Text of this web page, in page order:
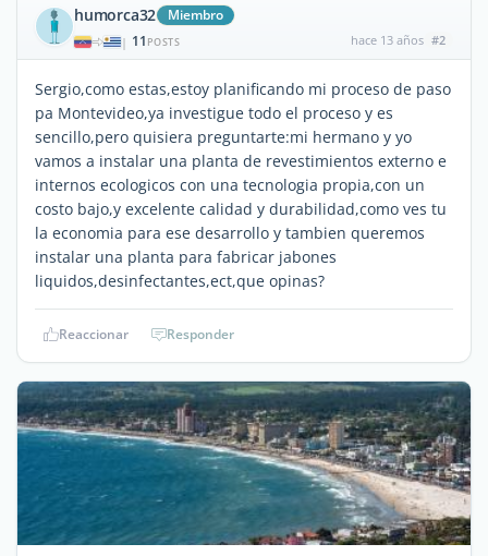
humorca32 Miembro
| 11 POSTS hace 13 años #2
Sergio,como estas,estoy planificando mi proceso de paso
pa Montevideo,ya investigue todo el proceso y es
sencillo,pero quisiera preguntarte:mi hermano y yo
vamos a instalar una planta de revestimientos externo e
internos ecologicos con una tecnologia propia,con un
costo bajo,y excelente calidad y durabilidad,como ves tu
la economia para ese desarrollo y tambien queremos
instalar una planta para fabricar jabones
liquidos,desinfectantes,ect,que opinas?
Reaccionar Responder